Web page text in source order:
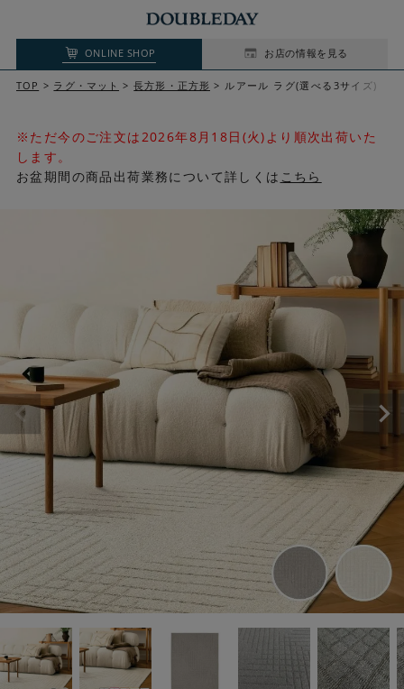
ONLINE SHOP お店の情報を見る
TOP ラグ・マット 長方形・正方形 ルアール ラグ(選べる3サイズ)
※ただ今のご注文は2026年8月18日(火)より順次出荷いた
します。
お盆期間の商品出荷業務について詳しくは こちら